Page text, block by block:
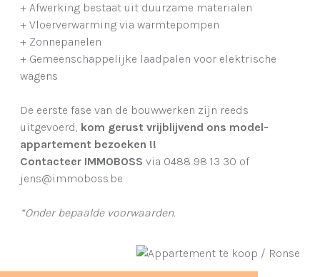
+ Afwerking bestaat uit duurzame materialen
+ Vloerverwarming via warmtepompen
+ Zonnepanelen
+ Gemeenschappelijke laadpalen voor elektrische
wagens
De eerste fase van de bouwwerken zijn reeds
uitgevoerd, kom gerust vrijblijvend ons model-
appartement bezoeken !!
Contacteer IMMOBOSS via 0488 98 13 30 of
jens@immoboss.be
*Onder bepaalde voorwaarden.